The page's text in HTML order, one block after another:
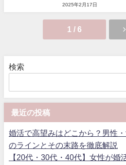
2025年2月17日
1 / 6
検索
最近の投稿
婚活で高望みはどこから？男性
のラインとその末路を徹底解説
【20代・30代・40代】女性が婚